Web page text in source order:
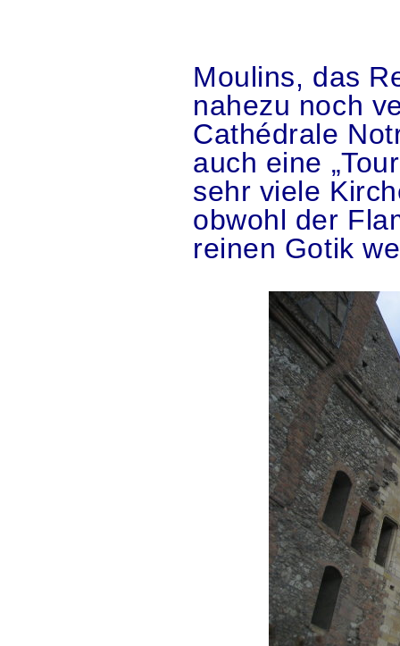
Moulins, das
nahezu noch
Cathédrale
auch eine
sehr viele
obwohl der
reinen Gotik